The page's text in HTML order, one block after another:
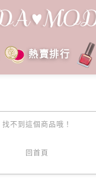
熱賣排行
找不到這個商品哦！
回首頁